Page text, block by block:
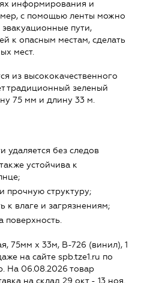
информирования и
с помощью ленты можно
пути,
к опасным местам, сделать
мест.
из высококачественного
традиционный зеленый
75 мм и длину 33 м.
удаляется без следов
устойчива к
прочную структуру;
к влаге и загрязнениям;
поверхность.
75мм х 33м, B-726 (винил), 1
на сайте spb.tze1.ru по
На 06.08.2026 товар